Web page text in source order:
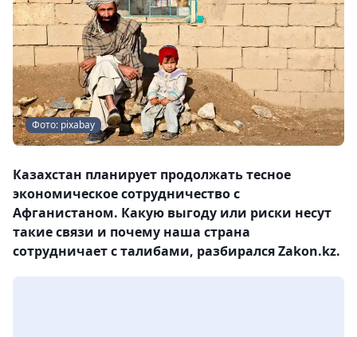
Фото: pixabay
Казахстан планирует продолжать тесное
экономическое сотрудничество с
Афганистаном. Какую выгоду или риски несут
такие связи и почему наша страна
сотрудничает с талибами, разбирался Zakon.kz.